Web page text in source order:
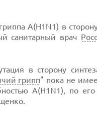
A(H1N1) в
санитарный врач
в сторону
грипп" пока не
A(H1N1), по